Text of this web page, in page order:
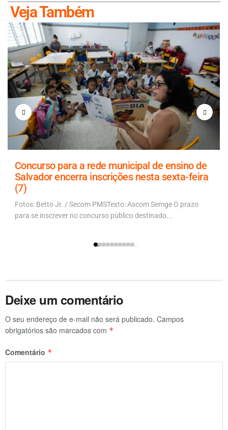
Veja Também
Concurso para a rede municipal de ensino de
Salvador encerra inscrições nesta sexta-feira
(7)
Fotos: Betto Jr. / Secom PMSTexto: Ascom Semge O prazo
para se inscrever no concurso público destinado...
Deixe um comentário
O seu endereço de e-mail não será publicado. Campos
obrigatórios são marcados com *
Comentário *